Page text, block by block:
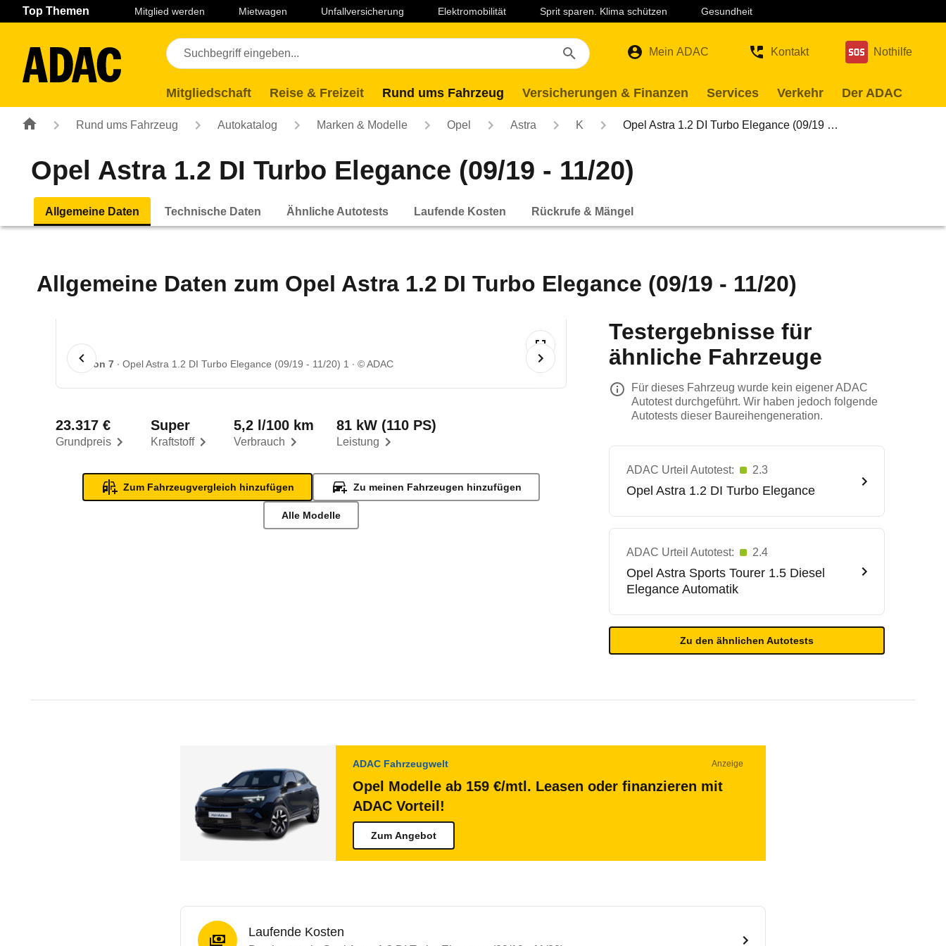
Navigation Seiteninhalt Fußzeile
Top Themen Mitglied werden Mietwagen Unfallversicherung Elektromobilität Sprit sparen. Klima schützen Gesundheit
Mein ADAC Kontakt Nothilfe
Mitgliedschaft Reise & Freizeit Rund ums Fahrzeug Versicherungen & Finanzen Services Verkehr Der ADAC
Rund ums Fahrzeug Autokatalog Marken & Modelle Opel Astra K Opel Astra 1.2 DI Turbo Elegance (09/19 …
Opel Astra 1.2 DI Turbo Elegance (09/19 - 11/20)
Allgemeine Daten Technische Daten Ähnliche Autotests Laufende Kosten Rückrufe & Mängel
Allgemeine Daten zum Opel Astra 1.2 DI Turbo Elegance (09/19 - 11/20)
1 von 7 Opel Astra 1.2 DI Turbo Elegance (09/19 - 11/20) 1 © ADAC
Grundpreis
23.317 €
Kraftstoff
Super
Verbrauch
5,2 l/100 km
Leistung
81 kW (110 PS)
Zum Fahrzeugvergleich hinzufügen Zu meinen Fahrzeugen hinzufügen
Alle Modelle
Testergebnisse für
ähnliche Fahrzeuge
Für dieses Fahrzeug wurde kein eigener ADAC
Autotest durchgeführt. Wir haben jedoch folgende
Autotests dieser Baureihengeneration.
ADAC Urteil Autotest: 2.3
Opel Astra 1.2 DI Turbo Elegance
ADAC Urteil Autotest: 2.4
Opel Astra Sports Tourer 1.5 Diesel
Elegance Automatik
Zu den ähnlichen Autotests
ADAC Fahrzeugwelt Anzeige
Opel Modelle ab 159 €/mtl. Leasen oder finanzieren mit
ADAC Vorteil!
Zum Angebot
Laufende Kosten